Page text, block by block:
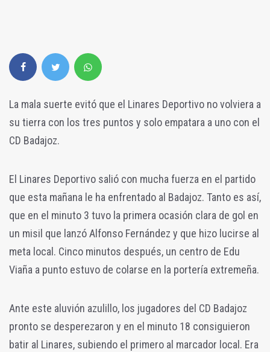
La mala suerte evitó que el Linares Deportivo no volviera a
su tierra con los tres puntos y solo empatara a uno con el
CD Badajoz.
El Linares Deportivo salió con mucha fuerza en el partido
que esta mañana le ha enfrentado al Badajoz. Tanto es así,
que en el minuto 3 tuvo la primera ocasión clara de gol en
un misil que lanzó Alfonso Fernández y que hizo lucirse al
meta local. Cinco minutos después, un centro de Edu
Viaña a punto estuvo de colarse en la portería extremeña.
Ante este aluvión azulillo, los jugadores del CD Badajoz
pronto se desperezaron y en el minuto 18 consiguieron
batir al Linares, subiendo el primero al marcador local. Era